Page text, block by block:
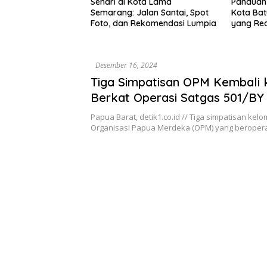
Kota Batu: Itinerary Seharian
yang Realistis
7 Menu
Mudah
Desember 16, 2024
Tiga Simpatisan OPM Kembali
Berkat Operasi Satgas 501/BY
Papua Barat, detik1.co.id // Tiga simpatisan
Organisasi Papua Merdeka (OPM) yang